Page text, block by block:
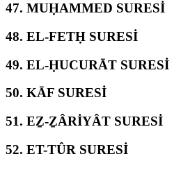
47. MUḤAMMED SURESİ
48. EL-FETḤ SURESİ
49. EL-ḤUCURĀT SURESİ
50. KĀF SURESİ
51. EẔ-ẔÂRİYÂT SURESİ
52. ET-TÛR SURESİ